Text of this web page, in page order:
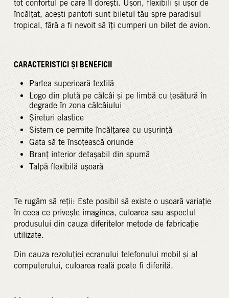
tot confortul pe care îl dorești. Ușori, flexibili și ușor de
încălțat, acești pantofi sunt biletul tău spre paradisul
tropical, fără a fi nevoit să îți cumperi un bilet de avion.
CARACTERISTICI ȘI BENEFICII
Partea superioară textilă
Logo din plută pe călcâi și pe limbă cu țesătură în
degrade în zona călcâiului
Șireturi elastice
Sistem ce permite încălțarea cu ușurință
Gata să te însoțească oriunde
Branț interior detașabil din spumă
Talpă flexibilă ușoară
Te rugăm să reții: Este posibil să existe o ușoară variație
în ceea ce privește imaginea, culoarea sau aspectul
produsului din cauza diferitelor metode de fabricație
utilizate.
Din cauza rezoluției ecranului telefonului mobil și al
computerului, culoarea reală poate fi diferită.